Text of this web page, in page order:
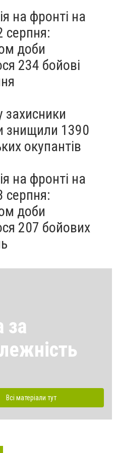
на фронті на
серпня:
доби
234 бойові
захисники
знищили 1390
окупантів
на фронті на
серпня:
доби
207 бойових
за
Всі матеріали тут